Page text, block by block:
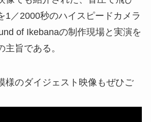
1／2000秒のハイスピードカメラ
of Ikebanaの制作現場と実演を
旨である。
様のダイジェスト映像もぜひご